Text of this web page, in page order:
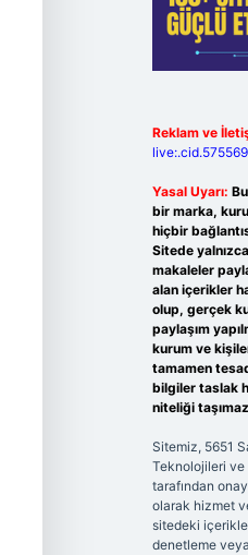
Reklam ve
Yasal Uyarı:
bir marka,
hiçbir
Sitede
makaleler
alan içerikler
olup, gerçek
paylaşım
kurum ve
tamamen
bilgiler taslak
niteliği
Sitemiz, 5651
Teknolojileri ve
tarafından
olarak hizmet
sitedeki
denetleme